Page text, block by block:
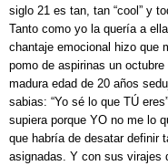
siglo 21 es tan, tan “cool” y
Tanto como yo la quería a
chantaje emocional hizo que
pomo de aspirinas un
madura edad de 20 años
sabias: “Yo sé lo que TÚ
supiera porque YO no me lo
que habría de desatar definir
asignadas. Y con sus virajes